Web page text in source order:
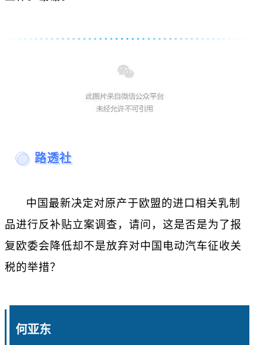
路透社
中国最新决定对原产于欧盟的进口相关乳制
品进行反补贴立案调查，请问，这是否是为了报
复欧委会降低却不是放弃对中国电动汽车征收关
税的举措？
何亚东